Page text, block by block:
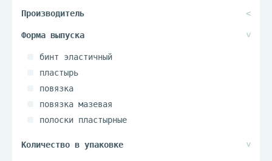
бинт эластичный
пластырь
повязка
повязка мазевая
полоски пластырные